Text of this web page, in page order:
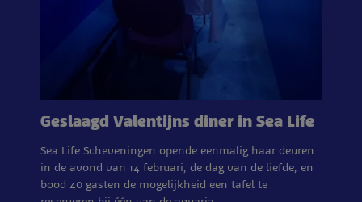
Geslaagd Valentijns diner in Sea Life
Sea Life Scheveningen opende eenmalig haar deuren
in de avond van 14 februari, de dag van de liefde, en
bood 40 gasten de mogelijkheid een tafel te